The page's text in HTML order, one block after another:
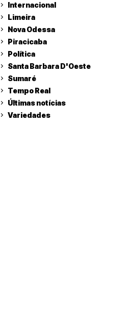
Internacional
Limeira
Nova Odessa
Piracicaba
Política
Santa Barbara D'Oeste
Sumaré
Tempo Real
Últimas notícias
Variedades